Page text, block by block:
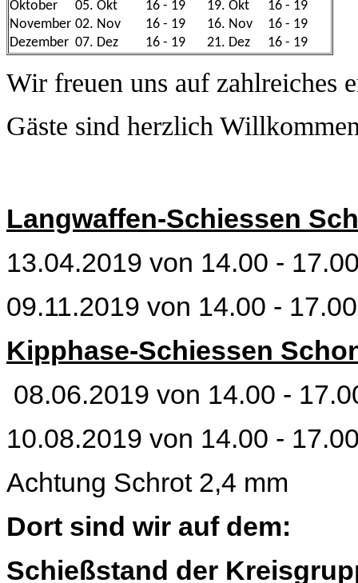
Oktober 05. Okt 16 - 19 19. Okt
16 - 19
November 02. Nov 16 - 19 16. Nov
16 - 19
Dezember 07. Dez 16 - 19 21. Dez 16 - 19
Wir freuen uns auf zahlreiches
Gäste sind herzlich
Langwaffen-Schiessen
13.04.2019 von 14.00 -
09.11.2019 von 14.00 -
Kipphase-Schiessen
08.06.2019 von 14.00 -
10.08.2019 von 14.00 -
Achtung Schrot 2,4 mm
Dort sind wir auf dem:
Schießstand der